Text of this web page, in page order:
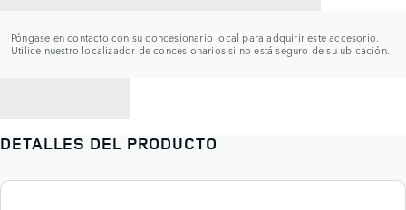
Póngase en contacto con su concesionario local para adquirir este accesorio.
Utilice nuestro localizador de concesionarios si no está seguro de su ubicación.
DETALLES DEL PRODUCTO